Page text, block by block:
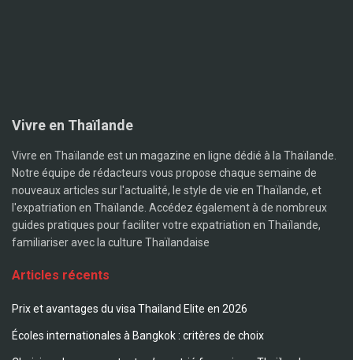
Vivre en Thaïlande
Vivre en Thaïlande est un magazine en ligne dédié à la Thaïlande.
Notre équipe de rédacteurs vous propose chaque semaine de
nouveaux articles sur l'actualité, le style de vie en Thaïlande, et
l'expatriation en Thaïlande. Accédez également à de nombreux
guides pratiques pour faciliter votre expatriation en Thaïlande,
familiariser avec la culture Thaïlandaise
Articles récents
Prix et avantages du visa Thailand Elite en 2026
Écoles internationales à Bangkok : critères de choix